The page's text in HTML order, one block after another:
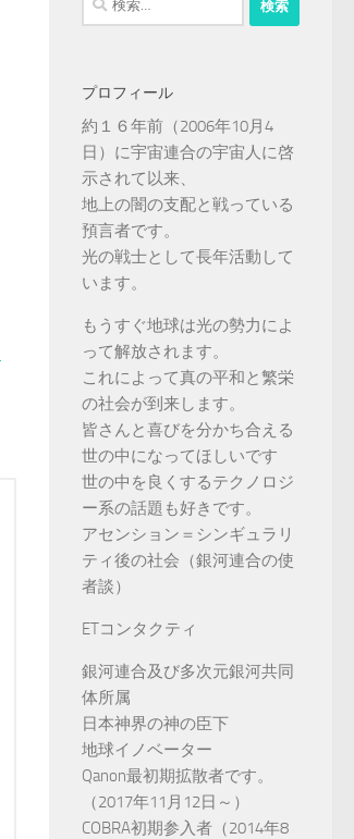
索:
プロフィール
約１６年前（2006年10月4
日）に宇宙連合の宇宙人に啓
示されて以来、
地上の闇の支配と戦っている
預言者です。
光の戦士として長年活動して
います。
もうすぐ地球は光の勢力によ
って解放されます。
これによって真の平和と繁栄
の社会が到来します。
皆さんと喜びを分かち合える
世の中になってほしいです
世の中を良くするテクノロジ
ー系の話題も好きです。
アセンション＝シンギュラリ
ティ後の社会（銀河連合の使
者談）
ETコンタクティ
銀河連合及び多次元銀河共同
体所属
日本神界の神の臣下
地球イノベーター
Qanon最初期拡散者です。
（2017年11月12日～）
COBRA初期参入者（2014年8